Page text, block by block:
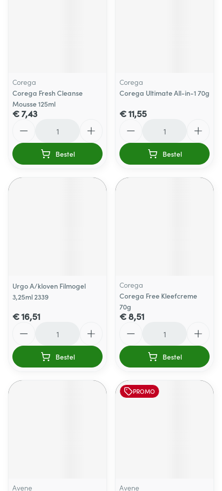
Corega
Corega Fresh Cleanse
Mousse 125ml
€ 7,43
Bestel
Corega
Corega Ultimate All-in-1 70g
€ 11,55
Bestel
Urgo A/kloven Filmogel
3,25ml 2339
€ 16,51
Bestel
Corega
Corega Free Kleefcreme
70g
€ 8,51
Bestel
Avene
PROMO
Avene